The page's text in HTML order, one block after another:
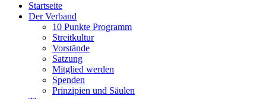
Startseite
Der Verband
10 Punkte Programm
Streitkultur
Vorstände
Satzung
Mitglied werden
Spenden
Prinzipien und Säulen